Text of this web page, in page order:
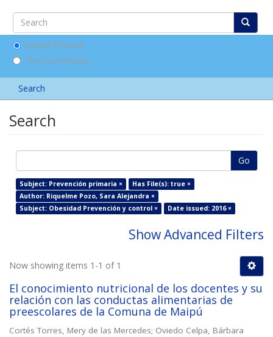
Search DSpace
This Community
Search
Search
Go
Subject: Prevención primaria ×
Has File(s): true ×
Author: Riquelme Pozo, Sara Alejandra ×
Subject: Obesidad Prevención y control ×
Date issued: 2016 ×
Show Advanced Filters
Now showing items 1-1 of 1
El conocimiento nutricional de los docentes y su
relación con las conductas alimentarias de
preescolares de la Comuna de Maipú
Cortés Torres, Mery de las Mercedes; Oviedo Celpa, Bárbara